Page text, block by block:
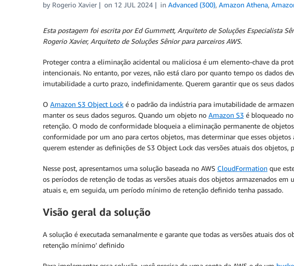
by Rogerio Xavier on 12 JUL 2024 in Advanced (300), Amazon Athena,
Esta postagem foi escrita por Ed Gummett, Arquiteto de Soluções Especialista
Rogerio Xavier, Arquiteto de Soluções Sênior para parceiros AWS.
Proteger contra a eliminação acidental ou maliciosa é um elemento-chave da
intencionais. No entanto, por vezes, não está claro por quanto tempo os dados
imutabilidade a curto prazo, indefinidamente. Querem garantir que os seus
O Amazon S3 Object Lock é o padrão da indústria para imutabilidade de
manter os seus dados seguros. Quando um objeto no Amazon S3 é bloqueado no
retenção. O modo de conformidade bloqueia a eliminação permanente de
conformidade por um ano para certos objetos, mas determinar que esses
querem estender as definições de S3 Object Lock das versões atuais dos
Nesse post, apresentamos uma solução baseada no AWS CloudFormation que
os períodos de retenção de todas as versões atuais dos objetos armazenados
atuais e, em seguida, um período mínimo de retenção definido tenha passado.
Visão geral da solução
A solução é executada semanalmente e garante que todas as versões atuais dos
retenção mínimo’ definido